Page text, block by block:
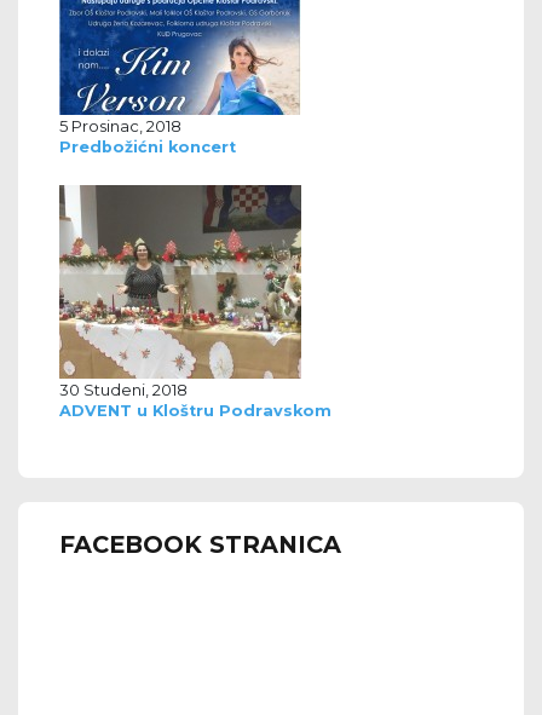
5 Prosinac, 2018
Predbožićni koncert
30 Studeni, 2018
ADVENT u Kloštru Podravskom
FACEBOOK STRANICA